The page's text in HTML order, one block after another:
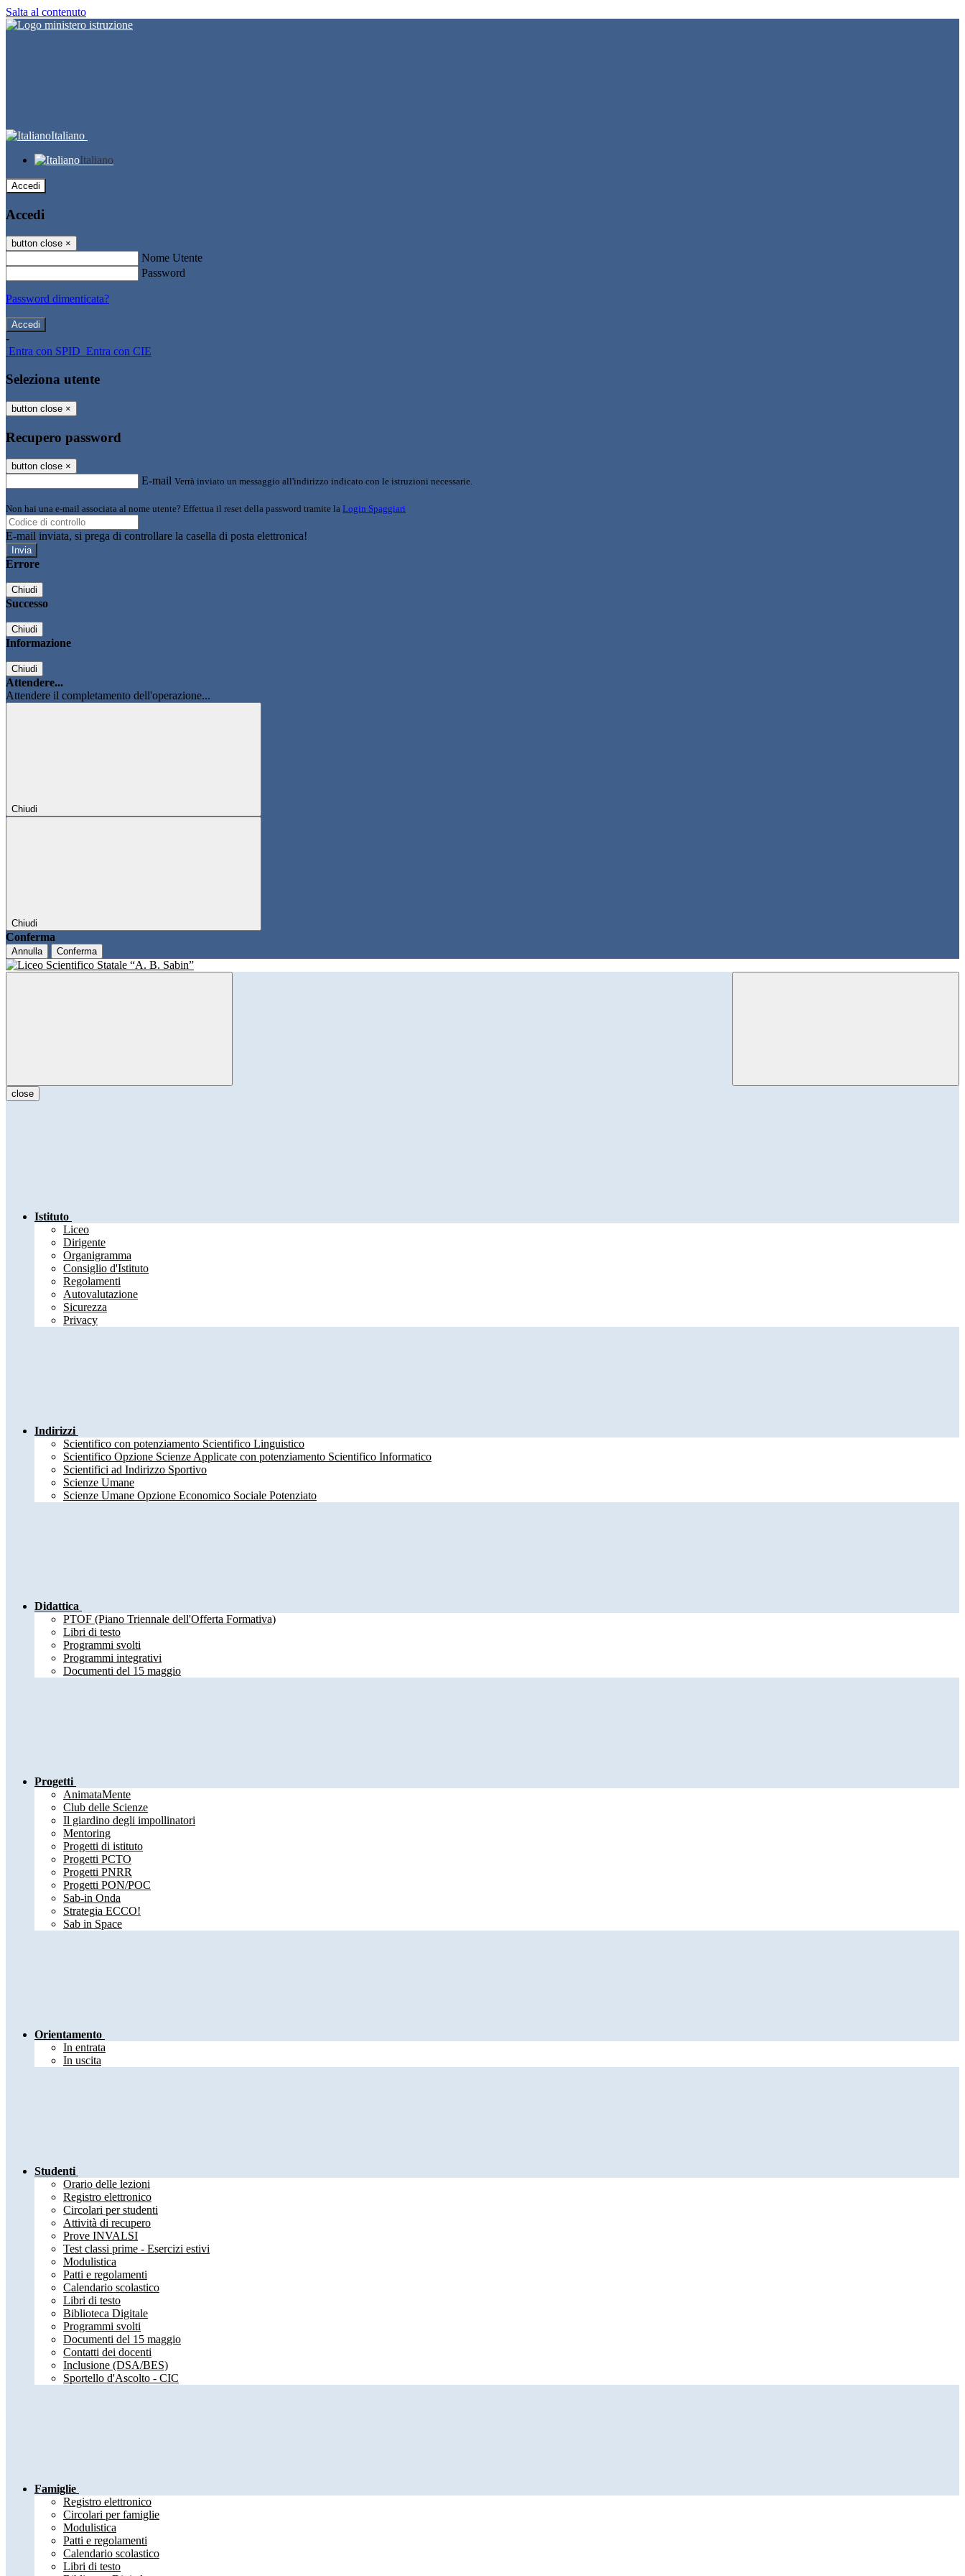
Salta al contenuto
Italiano
Italiano
Accedi
Accedi
button close ×
Nome Utente
Password
Password dimenticata?
-
Entra con SPID Entra con CIE
Seleziona utente
button close ×
Recupero password
button close ×
E-mail Verrà inviato un messaggio all'indirizzo indicato con le istruzioni necessarie.
Non hai una e-mail associata al nome utente? Effettua il reset della password tramite la Login Spaggiari
E-mail inviata, si prega di controllare la casella di posta elettronica!
Errore
Chiudi
Successo
Chiudi
Informazione
Chiudi
Attendere...
Attendere il completamento dell'operazione...
Chiudi
Chiudi
Conferma
Annulla Conferma
close
Istituto
Liceo
Dirigente
Organigramma
Consiglio d'Istituto
Regolamenti
Autovalutazione
Sicurezza
Privacy
Indirizzi
Scientifico con potenziamento Scientifico Linguistico
Scientifico Opzione Scienze Applicate con potenziamento Scientifico Informatico
Scientifici ad Indirizzo Sportivo
Scienze Umane
Scienze Umane Opzione Economico Sociale Potenziato
Didattica
PTOF (Piano Triennale dell'Offerta Formativa)
Libri di testo
Programmi svolti
Programmi integrativi
Documenti del 15 maggio
Progetti
AnimataMente
Club delle Scienze
Il giardino degli impollinatori
Mentoring
Progetti di istituto
Progetti PCTO
Progetti PNRR
Progetti PON/POC
Sab-in Onda
Strategia ECCO!
Sab in Space
Orientamento
In entrata
In uscita
Studenti
Orario delle lezioni
Registro elettronico
Circolari per studenti
Attività di recupero
Prove INVALSI
Test classi prime - Esercizi estivi
Modulistica
Patti e regolamenti
Calendario scolastico
Libri di testo
Biblioteca Digitale
Programmi svolti
Documenti del 15 maggio
Contatti dei docenti
Inclusione (DSA/BES)
Sportello d'Ascolto - CIC
Famiglie
Registro elettronico
Circolari per famiglie
Modulistica
Patti e regolamenti
Calendario scolastico
Libri di testo